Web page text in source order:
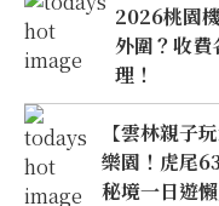
2026桃園
外圍？收費
理！
【雲林親子
樂園！虎尾
秘境一日遊